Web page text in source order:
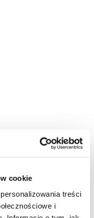
cookie
treści
i